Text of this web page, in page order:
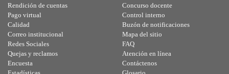
Rendición de cuentas
Pago virtual
Calidad
Concurso docente
Control interno
Buzón de notificaciones
Correo institucional
Redes Sociales
Quejas y reclamos
Encuesta
Mapa del sitio
FAQ
Atención en línea
Contáctenos